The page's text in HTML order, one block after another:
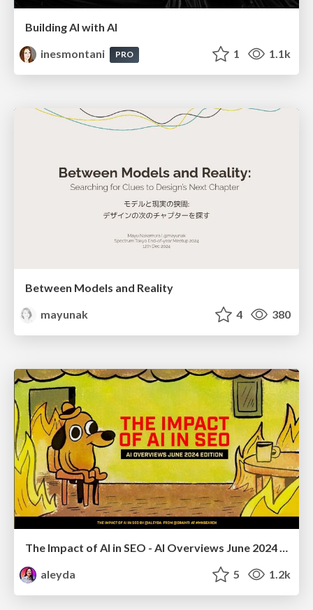
Building AI with AI
inesmontani
PRO 1 1.1k
Between Models and Reality
mayunak
4 380
The Impact of AI in SEO - AI Overviews June 2024 Edition
aleyda
5 1.2k